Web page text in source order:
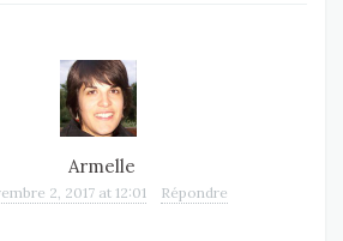
Armelle
2, 2017 at 12:01 Répondre